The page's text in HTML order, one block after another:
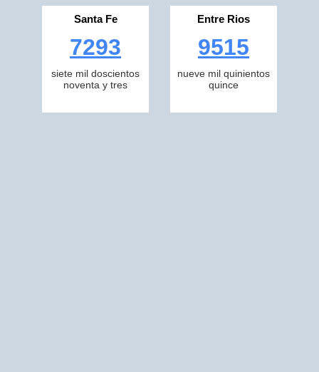
Santa Fe
7293
siete mil doscientos
noventa y tres
Entre Rios
9515
nueve mil quinientos
quince